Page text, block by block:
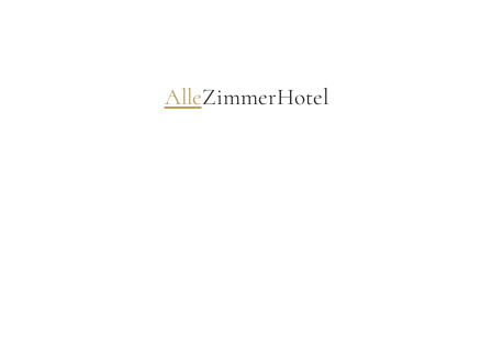
AlleZimmerHotel